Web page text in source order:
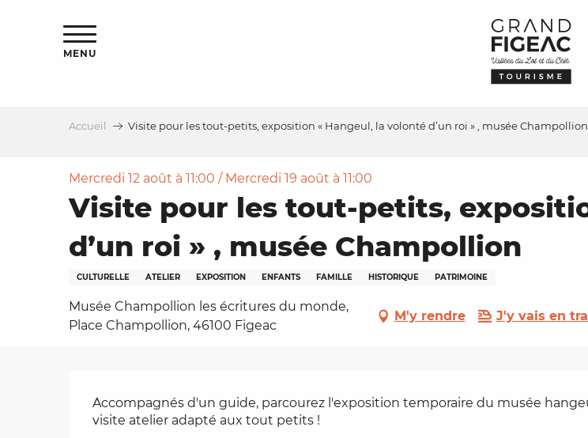
MENU
Accueil Visite pour les tout-petits, exposition « Hangeul, la volonté d’un roi » , musée Champollion
Mercredi 12 août à 11:00 / Mercredi 19 août à 11:00
Visite pour les tout-petits,
d’un roi » , musée Champollion
CULTURELLE ATELIER EXPOSITION ENFANTS FAMILLE HISTORIQUE PATRIMOINE
Musée Champollion les écritures du monde,
Place Champollion, 46100 Figeac
M'y rendre J'y vais en
Description
Accompagnés d'un guide, parcourez l'exposition temporaire du musée
visite atelier adapté aux tout petits !